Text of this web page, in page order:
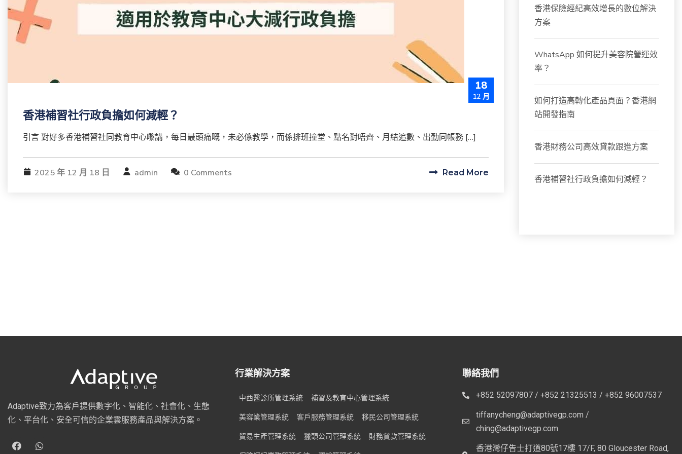
18
12 月
香港補習社行政負擔如何減輕？
引言 對好多香港補習社同教育中心嚟講，每日最頭痛嘅，未必係教學，而係排班撞堂、點名對唔齊、月結追數、出勤同帳務 […]
2025 年 12 月 18 日 admin 0 Comments Read More
香港保險經紀高效增長的數位解決
方案
WhatsApp 如何提升美容院營運效
率？
如何打造高轉化產品頁面？香港網
站開發指南
香港財務公司高效貸款跟進方案
香港補習社行政負擔如何減輕？
Adaptive致力為客戶提供數字化、智能化、社會化、生態
化、平台化、安全可信的企業雲服務產品與解決方案。
行業解決方案
中西醫診所管理系統 補習及教育中心管理系統
美容業管理系統 客戶服務管理系統 移民公司管理系統
貿易生產管理系統 獵頭公司管理系統 財務貸款管理系統
聯絡我們
+852 52097807 / +852 21325513 / +852 96007537
tiffanycheng@adaptivegp.com /
ching@adaptivegp.com
香港灣仔告士打道80號17樓 17/F, 80 Gloucester Road,